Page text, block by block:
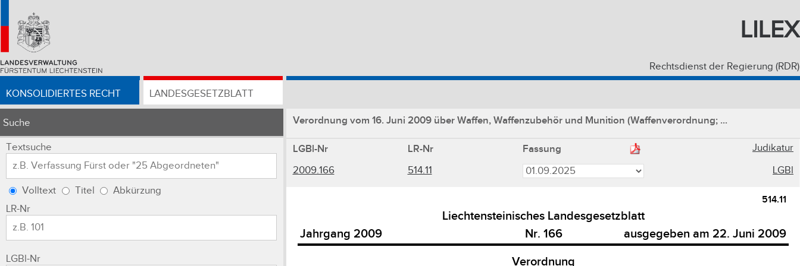
LILEX
Rechtsdienst der Regierung (RDR)
KONSOLIDIERTES RECHT LANDESGESETZBLATT
Suche
Textsuche
Volltext Titel
Abkürzung
LR-Nr
LGBl-Nr
Verordnung vom 16. Juni 2009 über Waffen, Waffenzubehör und Munition (Waffenverordnung; ...
LGBl-Nr LR-Nr Fassung
Judikatur
2009.166
514.11 LGBl